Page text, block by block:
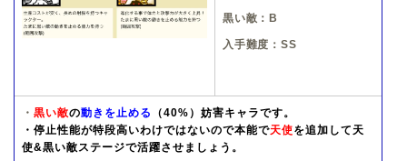
黒い敵：B
入手難度：SS
・ 黒い敵の動きを止める （40%） 妨害キャラです。
・停止性能が特段高いわけではないので本能で天使を追加して天
使&黒い敵ステージで活躍させましょう。